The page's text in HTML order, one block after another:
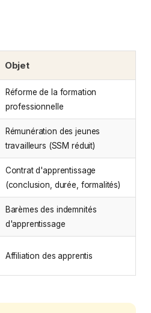
Objet
Réforme de la formation
professionnelle
Rémunération des jeunes
travailleurs (SSM réduit)
Contrat d'apprentissage
(conclusion, durée, formalités)
Barèmes des indemnités
d'apprentissage
Affiliation des apprentis